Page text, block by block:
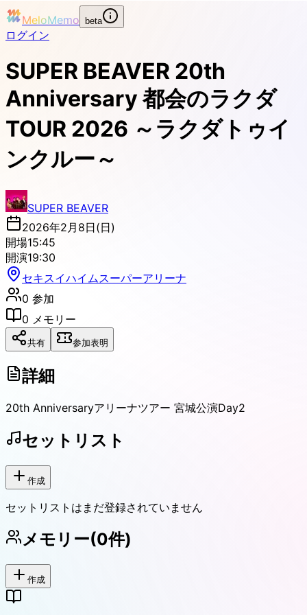
MeloMemo beta
ログイン
SUPER BEAVER 20th
Anniversary 都会のラクダ
TOUR 2026 ～ラクダトゥイ
ンクルー～
SUPER BEAVER
2026年2月8日(日)
開場15:45
開演19:30
セキスイハイムスーパーアリーナ
0 参加
0 メモリー
共有 参加表明
詳細
20th Anniversaryアリーナツアー 宮城公演Day2
セットリスト
作成
セットリストはまだ登録されていません
メモリー(0件)
作成